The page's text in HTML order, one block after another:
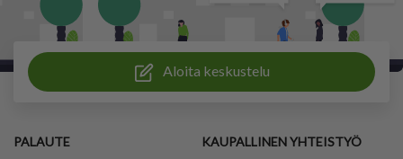
Aloita keskustelu
PALAUTE KAUPALLINEN YHTEISTYÖ